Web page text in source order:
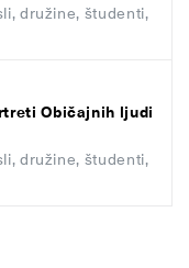
družine, študenti,
Običajnih ljudi
družine, študenti,